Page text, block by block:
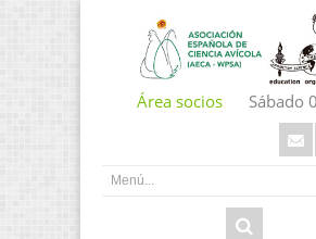
Área socios Sábado